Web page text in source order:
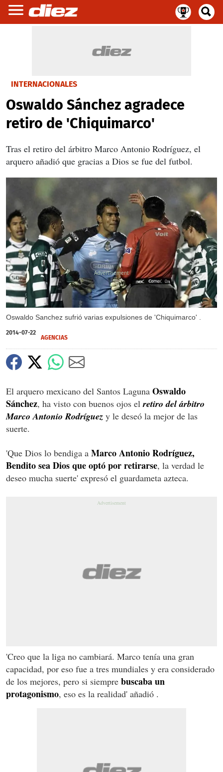
INTERNACIONALES
Oswaldo Sánchez agradece
retiro de 'Chiquimarco'
Tras el retiro del árbitro Marco Antonio Rodríguez, el
arquero añadió que gracias a Dios se fue del futbol.
Oswaldo Sanchez sufrió varias expulsiones de 'Chiquimarco' .
X
2014-07-22
AGENCIAS
El arquero mexicano del Santos Laguna Oswaldo
Sánchez, ha visto con buenos ojos el retiro del árbitro
Marco Antonio Rodríguez y le deseó la mejor de las
suerte.
'Que Dios lo bendiga a Marco Antonio Rodríguez,
Bendito sea Dios que optó por retirarse, la verdad le
deseo mucha suerte' expresó el guardameta azteca.
'Creo que la liga no cambiará. Marco tenía una gran
capacidad, por eso fue a tres mundiales y era considerado
de los mejores, pero si siempre buscaba un
protagonismo, eso es la realidad' añadió .